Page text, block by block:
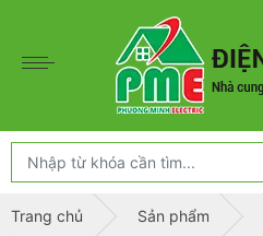
Trang chủ Sản phẩm